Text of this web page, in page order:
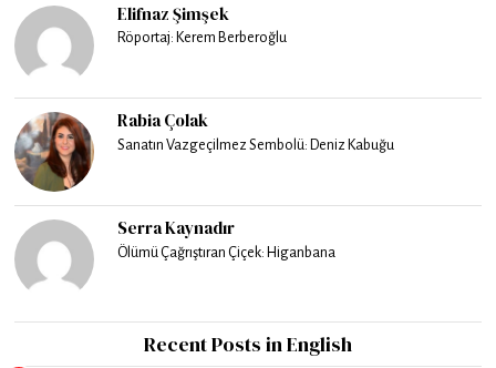
Elifnaz Şimşek
Röportaj: Kerem Berberoğlu
Rabia Çolak
Sanatın Vazgeçilmez Sembolü: Deniz Kabuğu
Serra Kaynadır
Ölümü Çağrıştıran Çiçek: Higanbana
Recent Posts in English